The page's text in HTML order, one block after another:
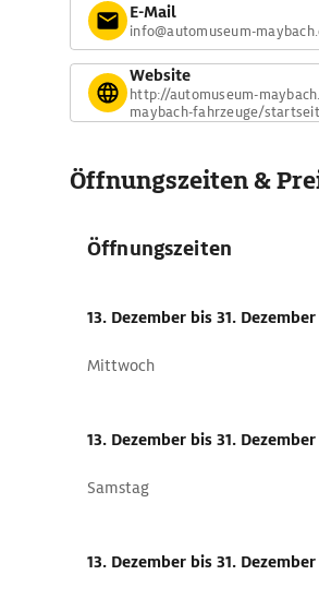
E-Mail
info@automuseum-
Website
http://automuseum-
maybach-fahrzeuge/
Öffnungszeiten &
Öffnungszeiten
13. Dezember bis 31. Dezember
Mittwoch
13. Dezember bis 31. Dezember
Samstag
13. Dezember bis 31. Dezember